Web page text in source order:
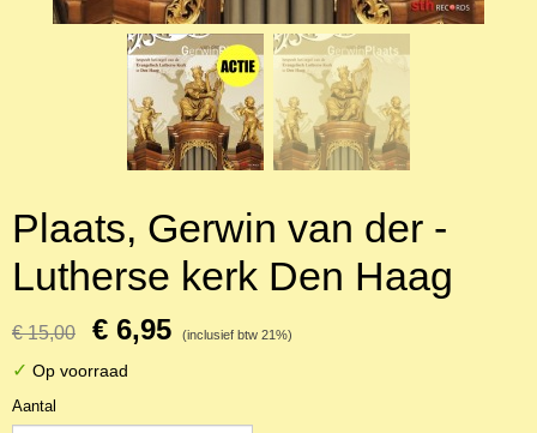
Plaats, Gerwin van der -
Lutherse kerk Den Haag
€ 15,00 € 6,95 (inclusief btw 21%)
✓ Op voorraad
Aantal